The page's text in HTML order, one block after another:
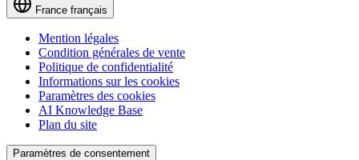
France français
Mention légales
Condition générales de vente
Politique de confidentialité
Informations sur les cookies
Paramètres des cookies
AI Knowledge Base
Plan du site
Paramètres de consentement